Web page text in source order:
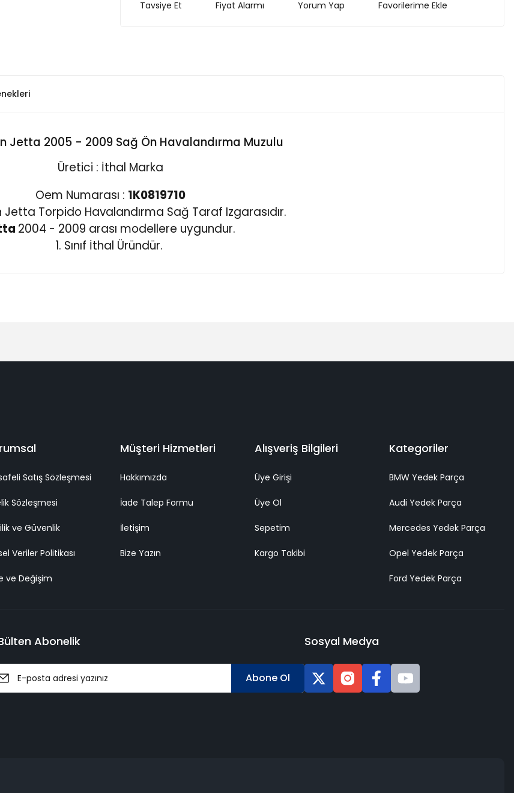
Tavsiye Et Fiyat Alarmı Yorum Yap
Jetta 2005 - 2009 Sağ Ön Havalandırma Muzulu
Üretici : İthal Marka
Oem Numarası : 1K0819710
Torpido Havalandırma Sağ Taraf Izgarasıdır.
2004 - 2009 arası modellere uygundur.
1. Sınıf İthal Üründür.
Satış Sözleşmesi
Sözleşmesi
ve Güvenlik
Veriler Politikası
ve Değişim
Müşteri Hizmetleri
Hakkımızda
İade Talep Formu
İletişim
Bize Yazın
Alışveriş Bilgileri
Üye Girişi
Üye Ol
Sepetim
Kargo Takibi
Kategoriler
BMW Yedek Parça
Audi Yedek Parça
Mercedes Yedek Parça
Opel Yedek Parça
Ford Yedek Parça
Abonelik
Abone Ol
Sosyal Medya